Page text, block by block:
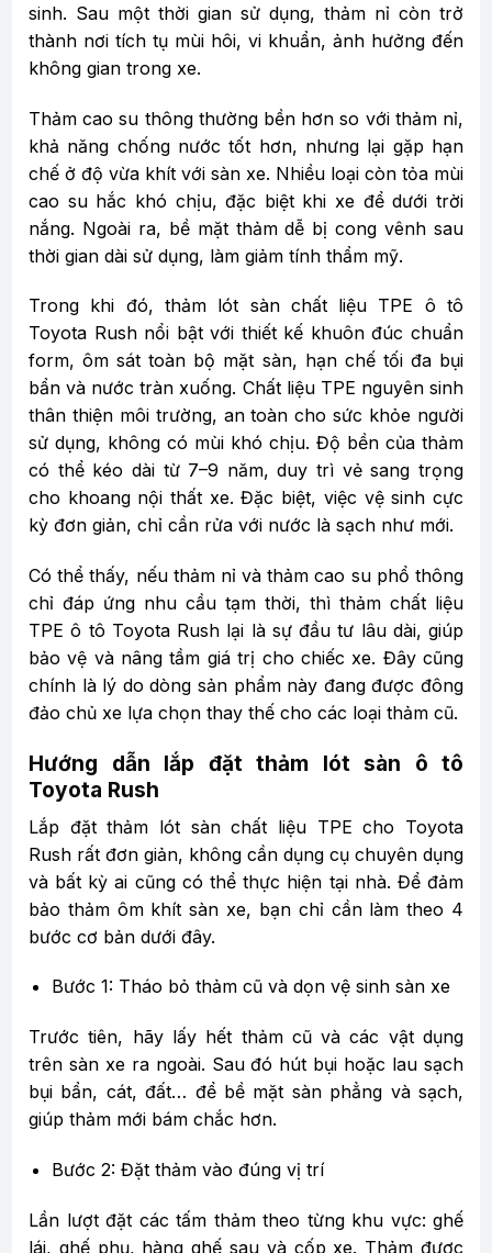
sinh. Sau một thời gian sử dụng, thảm nỉ còn trở
thành nơi tích tụ mùi hôi, vi khuẩn, ảnh hưởng đến
không gian trong xe.
Thảm cao su thông thường bền hơn so với thảm nỉ,
khả năng chống nước tốt hơn, nhưng lại gặp hạn
chế ở độ vừa khít với sàn xe. Nhiều loại còn tỏa mùi
cao su hắc khó chịu, đặc biệt khi xe để dưới trời
nắng. Ngoài ra, bề mặt thảm dễ bị cong vênh sau
thời gian dài sử dụng, làm giảm tính thẩm mỹ.
Trong khi đó, thảm lót sàn chất liệu TPE ô tô
Toyota Rush nổi bật với thiết kế khuôn đúc chuẩn
form, ôm sát toàn bộ mặt sàn, hạn chế tối đa bụi
bẩn và nước tràn xuống. Chất liệu TPE nguyên sinh
thân thiện môi trường, an toàn cho sức khỏe người
sử dụng, không có mùi khó chịu. Độ bền của thảm
có thể kéo dài từ 7–9 năm, duy trì vẻ sang trọng
cho khoang nội thất xe. Đặc biệt, việc vệ sinh cực
kỳ đơn giản, chỉ cần rửa với nước là sạch như mới.
Có thể thấy, nếu thảm nỉ và thảm cao su phổ thông
chỉ đáp ứng nhu cầu tạm thời, thì thảm chất liệu
TPE ô tô Toyota Rush lại là sự đầu tư lâu dài, giúp
bảo vệ và nâng tầm giá trị cho chiếc xe. Đây cũng
chính là lý do dòng sản phẩm này đang được đông
đảo chủ xe lựa chọn thay thế cho các loại thảm cũ.
Hướng dẫn lắp đặt thảm lót sàn ô tô
Toyota Rush
Lắp đặt thảm lót sàn chất liệu TPE cho Toyota
Rush rất đơn giản, không cần dụng cụ chuyên dụng
và bất kỳ ai cũng có thể thực hiện tại nhà. Để đảm
bảo thảm ôm khít sàn xe, bạn chỉ cần làm theo 4
bước cơ bản dưới đây.
Bước 1: Tháo bỏ thảm cũ và dọn vệ sinh sàn xe
Trước tiên, hãy lấy hết thảm cũ và các vật dụng
trên sàn xe ra ngoài. Sau đó hút bụi hoặc lau sạch
bụi bẩn, cát, đất… để bề mặt sàn phẳng và sạch,
giúp thảm mới bám chắc hơn.
Bước 2: Đặt thảm vào đúng vị trí
Lần lượt đặt các tấm thảm theo từng khu vực: ghế
lái, ghế phụ, hàng ghế sau và cốp xe. Thảm được